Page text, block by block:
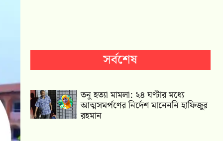
সর্বশেষ
তনু হত্যা মামলা: ২৪ ঘণ্টার মধ্যে
আত্মসমর্পণের নির্দেশ মানেননি হাফিজুর
রহমান